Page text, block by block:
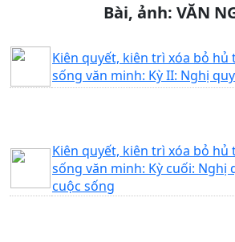
Bài, ảnh: VĂN
Kiên quyết, kiên trì xóa bỏ hủ
sống văn minh: Kỳ II: Nghị
Kiên quyết, kiên trì xóa bỏ hủ
sống văn minh: Kỳ cuối: Nghị
cuộc sống